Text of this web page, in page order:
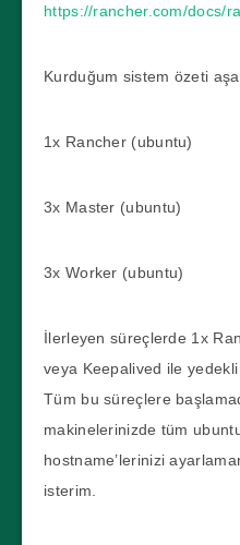
https://rancher.com/docs/
Kurduğum sistem özeti
1x Rancher (ubuntu)
3x Master (ubuntu)
3x Worker (ubuntu)
İlerleyen süreçlerde 1x
veya Keepalived ile yedekli
Tüm bu süreçlere
makinelerinizde tüm
hostname’lerinizi
isterim.